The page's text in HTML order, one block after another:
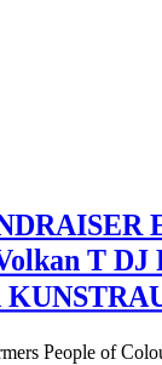
T
People of